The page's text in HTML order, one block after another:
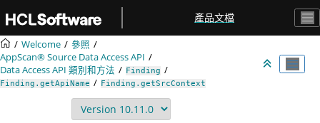
產品文檔
Welcome
參照
AppScan® Source Data Access API
Data Access API 類別和方法
Finding
Finding.getApiName
Finding.getSrcContext